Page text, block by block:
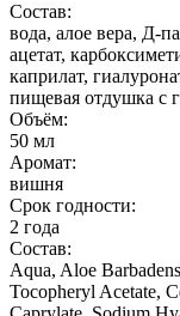
Состав:
вода, алое вера, Д-
ацетат,
каприлат,
пищевая отдушка с
Объём:
50 мл
Аромат:
вишня
Срок годности:
2 года
Состав:
Aqua, Aloe
Tocopheryl Acetate,